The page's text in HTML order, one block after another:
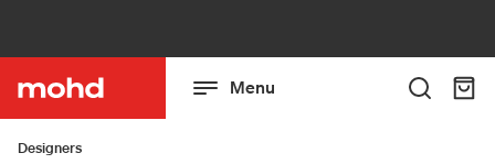
Menu
Designers